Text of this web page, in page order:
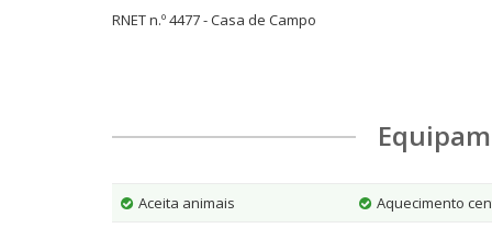
RNET n.º 4477 - Casa de Campo
Aceita animais
Aquecimento